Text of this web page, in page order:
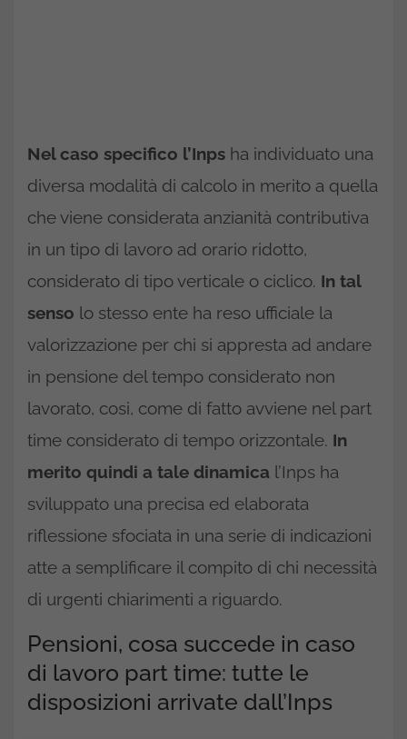
Nel caso specifico l’Inps ha individuato una
diversa modalità di calcolo in merito a quella
che viene considerata anzianità contributiva
in un tipo di lavoro ad orario ridotto,
considerato di tipo verticale o ciclico. In tal
senso lo stesso ente ha reso ufficiale la
valorizzazione per chi si appresta ad andare
in pensione del tempo considerato non
lavorato, cosi, come di fatto avviene nel part
time considerato di tempo orizzontale. In
merito quindi a tale dinamica l’Inps ha
sviluppato una precisa ed elaborata
riflessione sfociata in una serie di indicazioni
atte a semplificare il compito di chi necessità
di urgenti chiarimenti a riguardo.
Pensioni, cosa succede in caso
di lavoro part time: tutte le
disposizioni arrivate dall’Inps